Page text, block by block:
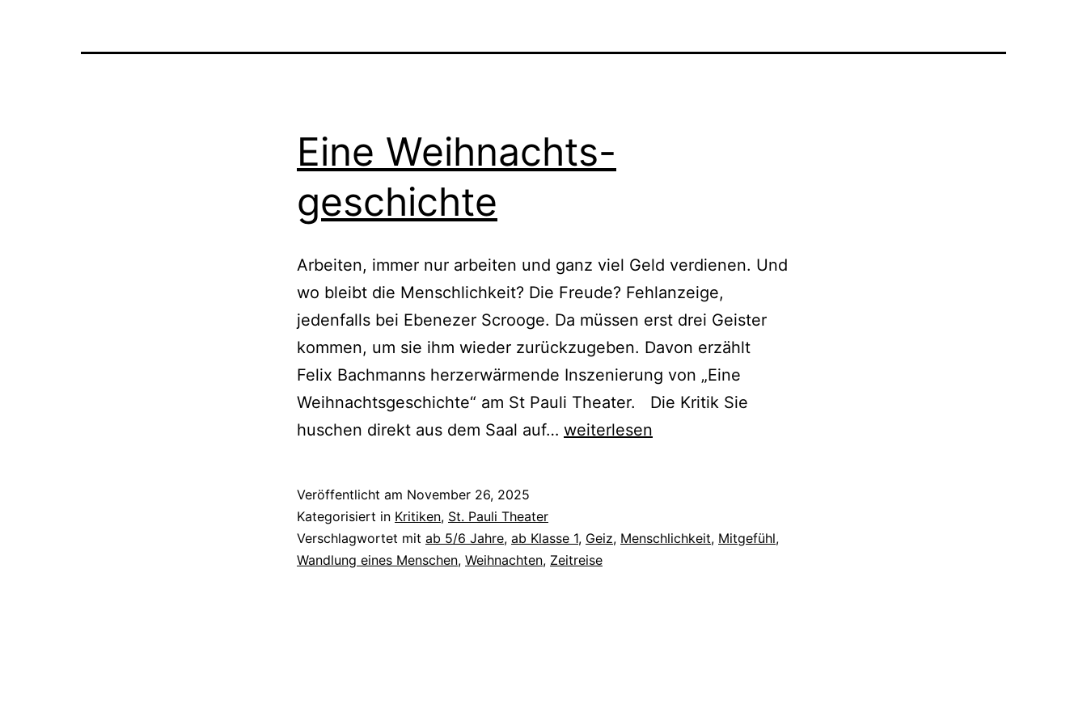
Eine Weihnachts-
geschichte
Arbeiten, immer nur arbeiten und ganz viel Geld verdienen. Und
wo bleibt die Menschlichkeit? Die Freude? Fehlanzeige,
jedenfalls bei Ebenezer Scrooge. Da müssen erst drei Geister
kommen, um sie ihm wieder zurückzugeben. Davon erzählt
Felix Bachmanns herzerwärmende Inszenierung von „Eine
Weihnachtsgeschichte“ am St Pauli Theater. Die Kritik Sie
huschen direkt aus dem Saal auf… Eine
weiterlesen
Veröffentlicht am November 26, 2025
Kategorisiert in Kritiken, St. Pauli Theater
Verschlagwortet mit ab 5/6 Jahre, ab Klasse 1, Geiz, Menschlichkeit, Mitgefühl,
Wandlung eines Menschen, Weihnachten, Zeitreise